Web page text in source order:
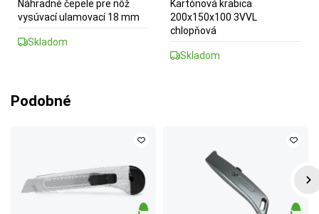
Náhradné čepele pre nôž
vysúvací ulamovací 18 mm
Skladom
Kartónová krabica
200x150x100 3VVL
chlopňová
Skladom
Podobné